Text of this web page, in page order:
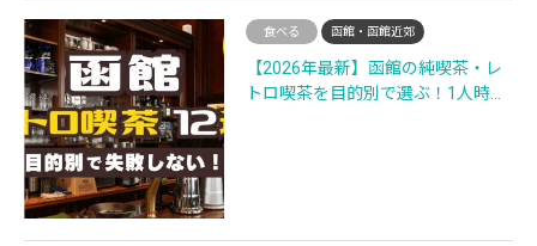
食べる 函館・函館近郊
【2026年最新】函館の純喫茶・レ
トロ喫茶を目的別で選ぶ！1人時…